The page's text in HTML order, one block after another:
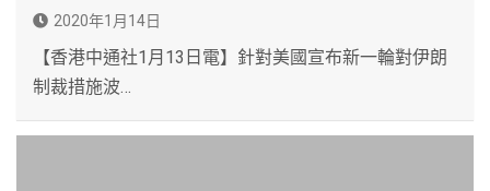
2020年1月14日
【香港中通社1月13日電】針對美國宣布新一輪對伊朗
制裁措施波…